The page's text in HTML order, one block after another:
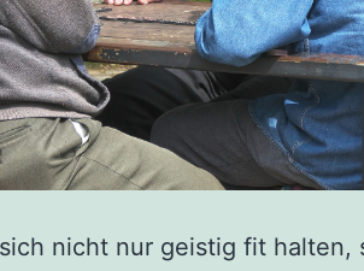
nicht nur geistig fit halten,